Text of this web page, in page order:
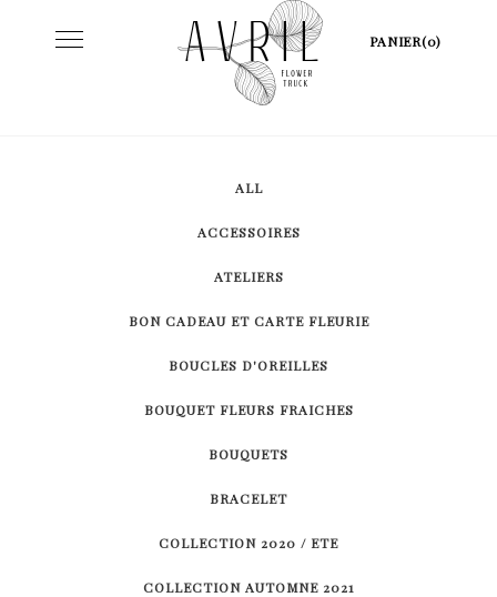
Toggle PANIER(0)
ALL
ACCESSOIRES
ATELIERS
BON CADEAU ET CARTE FLEURIE
BOUCLES D'OREILLES
BOUQUET FLEURS FRAICHES
BOUQUETS
BRACELET
COLLECTION 2020 / ETE
COLLECTION AUTOMNE 2021